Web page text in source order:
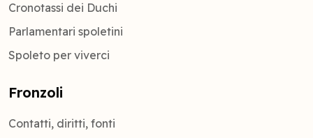
Cronotassi dei Duchi
Parlamentari spoletini
Spoleto per viverci
Fronzoli
Contatti, diritti, fonti